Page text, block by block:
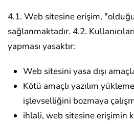
4.1. Web sitesine erişim,
sağlanmaktadır. 4.2.
yapması yasaktır:
Web sitesini yasa dışı
Kötü amaçlı yazılım
işlevselliğini bozmaya
ihlali, web sitesine erişimin